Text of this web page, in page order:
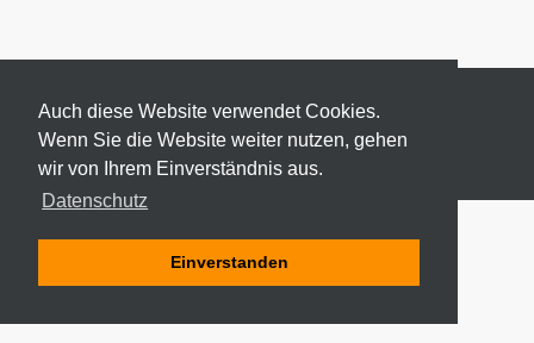
Auch diese Website verwendet Cookies.
Wenn Sie die Website weiter nutzen, gehen
wir von Ihrem Einverständnis aus.
Datenschutz
Einverstanden
© 2026 ODEKI - ALLE RECHTE VORBEHALTEN